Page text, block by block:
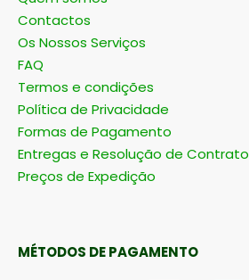
Contactos
Os Nossos Serviços
FAQ
Termos e condições
Política de Privacidade
Formas de Pagamento
Entregas e Resolução de Contrato
Preços de Expedição
MÉTODOS DE PAGAMENTO